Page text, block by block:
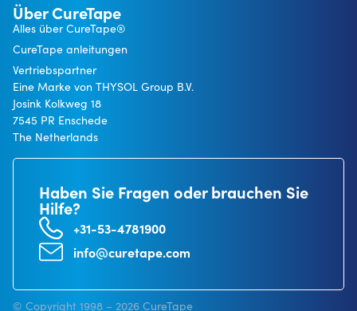
Über CureTape
Alles über CureTape®
CureTape anleitungen
Vertriebspartner
Eine Marke von THYSOL Group B.V.
Josink Kolkweg 18
7545 PR Enschede
The Netherlands
Haben Sie Fragen oder brauchen Sie
Hilfe?
+31-53-4781900
info@curetape.com
© Copyright 1998 – 2026 CureTape